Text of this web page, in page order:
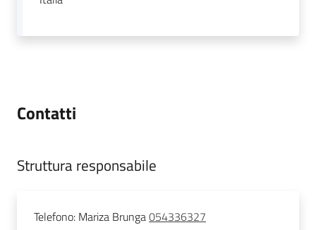
Contatti
Struttura responsabile
Telefono: Mariza Brunga054336327